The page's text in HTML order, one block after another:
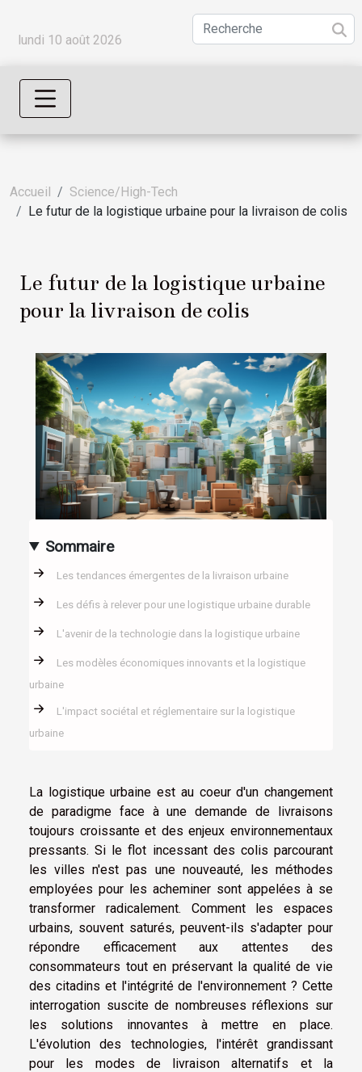
lundi 10 août 2026
Accueil
Science/High-Tech
Le futur de la logistique urbaine pour la livraison de colis
Le futur de la logistique urbaine
pour la livraison de colis
Sommaire
Les tendances émergentes de la livraison urbaine
Les défis à relever pour une logistique urbaine durable
L'avenir de la technologie dans la logistique urbaine
Les modèles économiques innovants et la logistique
urbaine
L'impact sociétal et réglementaire sur la logistique
urbaine
La logistique urbaine est au coeur d'un changement
de paradigme face à une demande de livraisons
toujours croissante et des enjeux environnementaux
pressants. Si le flot incessant des colis parcourant
les villes n'est pas une nouveauté, les méthodes
employées pour les acheminer sont appelées à se
transformer radicalement. Comment les espaces
urbains, souvent saturés, peuvent-ils s'adapter pour
répondre efficacement aux attentes des
consommateurs tout en préservant la qualité de vie
des citadins et l'intégrité de l'environnement ? Cette
interrogation suscite de nombreuses réflexions sur
les solutions innovantes à mettre en place.
L'évolution des technologies, l'intérêt grandissant
pour les modes de livraison alternatifs et la